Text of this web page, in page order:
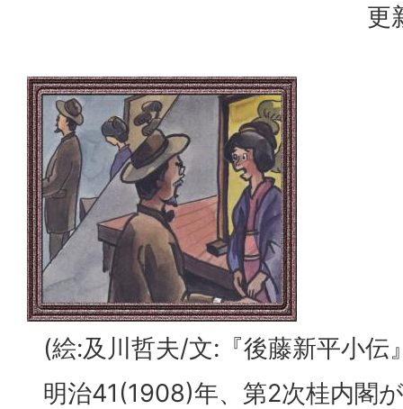
更
(絵:及川哲夫/文:『後藤新平小伝
明治41(1908)年、第2次桂内閣